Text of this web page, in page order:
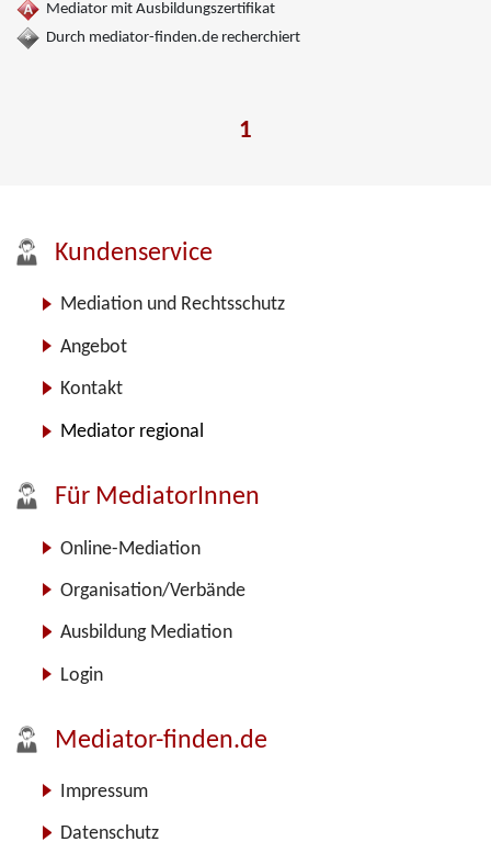
Mediator mit Ausbildungszertifikat
Durch mediator-finden.de recherchiert
1
Kundenservice
Mediation und Rechtsschutz
Angebot
Kontakt
Mediator regional
Für MediatorInnen
Online-Mediation
Organisation/Verbände
Ausbildung Mediation
Login
Mediator-finden.de
Impressum
Datenschutz